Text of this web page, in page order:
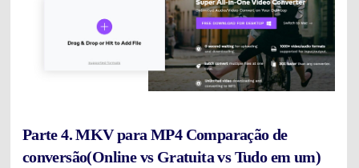
Parte 4. MKV para MP4 Comparação de
conversão(Online vs Gratuita vs Tudo em um)